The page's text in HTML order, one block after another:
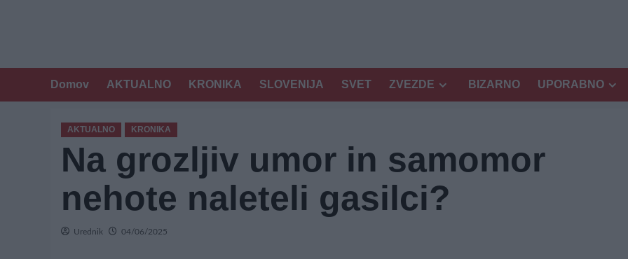
Domov AKTUALNO KRONIKA SLOVENIJA SVET ZVEZDE BIZARNO UPORABNO
AKTUALNO KRONIKA
Na grozljiv umor in samomor
nehote naleteli gasilci?
Urednik 04/06/2025